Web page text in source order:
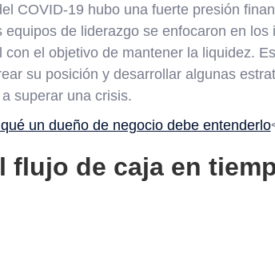
COVID-19 hubo una fuerte presión
de liderazgo se enfocaron en los
el objetivo de mantener la liquidez.
su posición y desarrollar algunas
superar una crisis.
un dueño de negocio debe entenderlo
flujo de caja en